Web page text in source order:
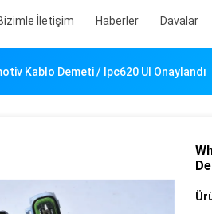
İletişim Haberler Davalar
Kablo Demeti / Ipc620 Ul Onaylandı